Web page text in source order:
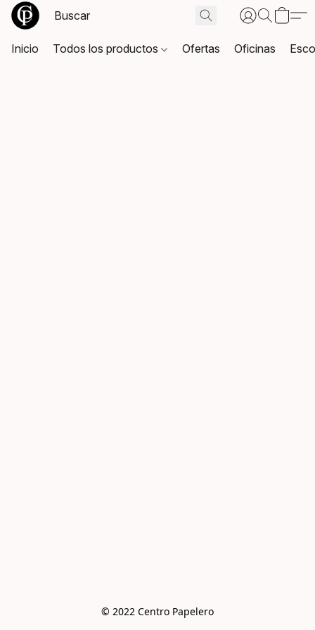
Inicio Todos los productos Ofertas Oficinas
© 2022 Centro Papelero